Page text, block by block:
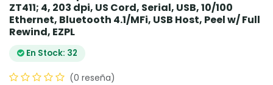
ZT411; 4, 203 dpi, US Cord, Serial, USB, 10/100
Ethernet, Bluetooth 4.1/MFi, USB Host, Peel w/ Full
Rewind, EZPL
En Stock: 32
(0 reseña)